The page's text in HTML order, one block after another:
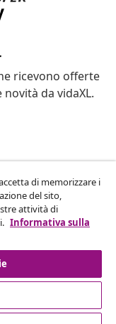
ricevono offerte
da vidaXL.
ordine.
di memorizzare i
del sito,
attività di
Informativa sulla